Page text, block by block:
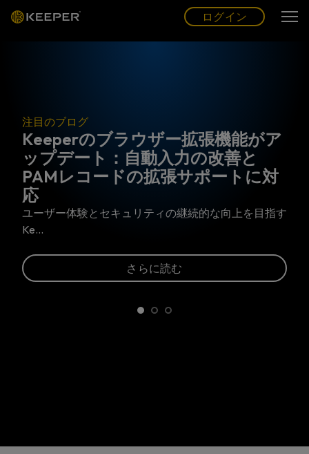
グ (JP)
ログイン
注目のブログ
Keeperのブラウザー拡張機能がア
ップデート：自動入力の改善と
PAMレコードの拡張サポートに対
応
ユーザー体験とセキュリティの継続的な向上を目指す
Ke…
さらに読む